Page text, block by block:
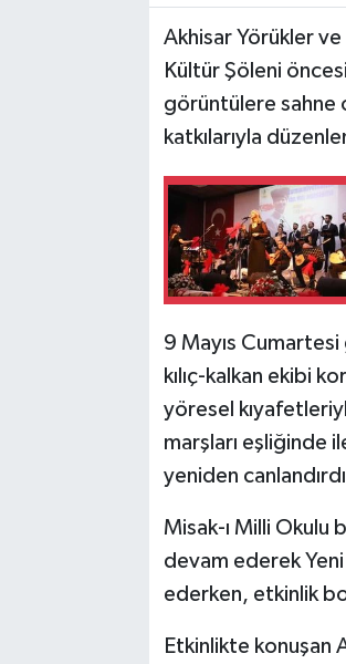
Akhisar Yörükler
Kültür Şöleni
görüntülere sahne
katkılarıyla
9 Mayıs
kılıç-kalkan ekibi
yöresel
marşları eşliğinde
yeniden
Misak-ı Milli Okulu
devam ederek
ederken, etkinlik
Etkinlikte konuşan